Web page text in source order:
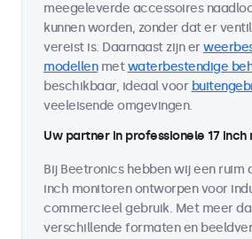
meegeleverde accessoires
kunnen worden, zonder dat er
vereist is. Daarnaast zijn er
modellenmetwaterbestendige
beschikbaar, ideaal voor
veeleisende omgevingen.
Uw partner in professionele 17 inch
Bij Beetronics hebben wij een ruim
inch monitoren ontworpen voor
commercieel gebruik. Met meer
verschillende formaten en